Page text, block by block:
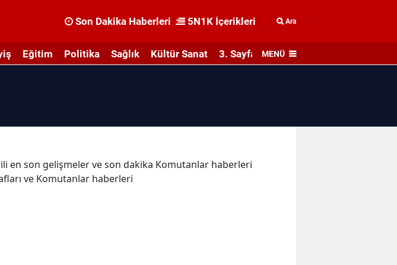
Son Dakika Haberleri 5N1K İçerikleri Ara
Eğitim Politika Sağlık Kültür Sanat 3. Sayfa MENÜ
en son gelişmeler ve son dakika Komutanlar haberleri
ve Komutanlar haberleri